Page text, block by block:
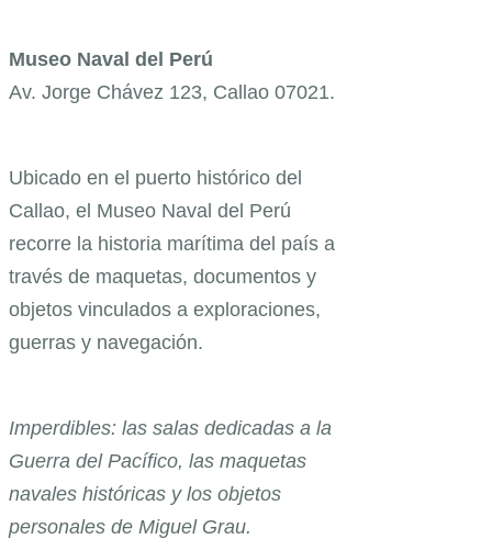
Museo Naval del Perú
Av. Jorge Chávez 123, Callao 07021.
Ubicado en el puerto histórico del
Callao, el Museo Naval del Perú
recorre la historia marítima del país a
través de maquetas, documentos y
objetos vinculados a exploraciones,
guerras y navegación.
Imperdibles: las salas dedicadas a la
Guerra del Pacífico, las maquetas
navales históricas y los objetos
personales de Miguel Grau.